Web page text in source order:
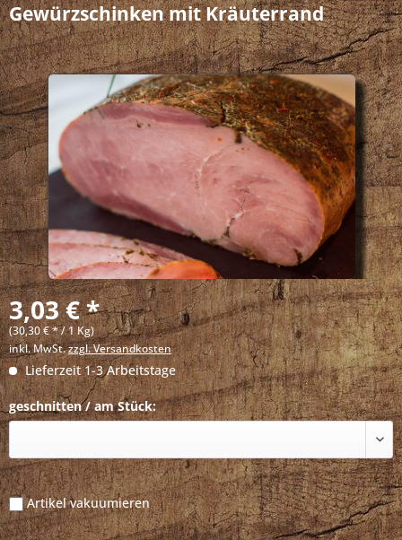
Gewürzschinken mit Kräuterrand
3,03 € *
(30,30 € * / 1 Kg)
inkl. MwSt.zzgl. Versandkosten
Lieferzeit 1-3 Arbeitstage
geschnitten / am Stück:
Artikel vakuumieren